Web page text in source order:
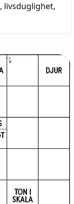
, livsduglighet,